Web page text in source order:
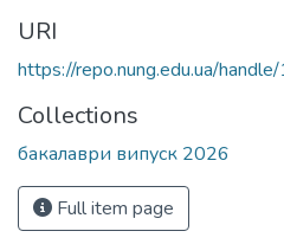
URI
https://repo.nung.edu.ua/
Collections
бакалаври випуск 2026
Full item page